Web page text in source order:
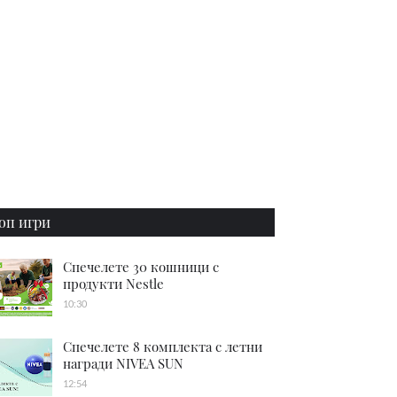
игри
Спечелете 30 кошници с
продукти Nestle
10:30
Спечелете 8 комплекта с летни
награди NIVEA SUN
12:54